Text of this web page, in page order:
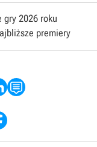
gry 2026 roku
premiery